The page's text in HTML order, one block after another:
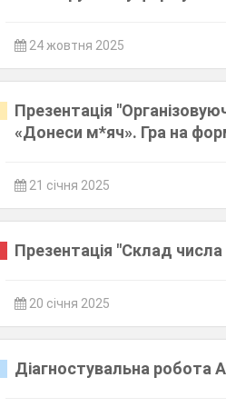
24 жовтня 2025
Презентація
«Донеси м*яч». Гра на
21 січня 2025
Презентація "Склад
20 січня 2025
Діагностувальна робота